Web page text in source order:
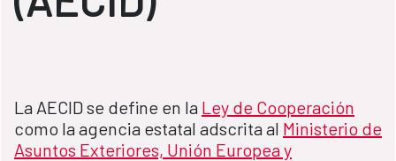
La AECID se define en la Ley de Cooperación
como la agencia estatal adscrita al Ministerio de
Asuntos Exteriores, Unión Europea y